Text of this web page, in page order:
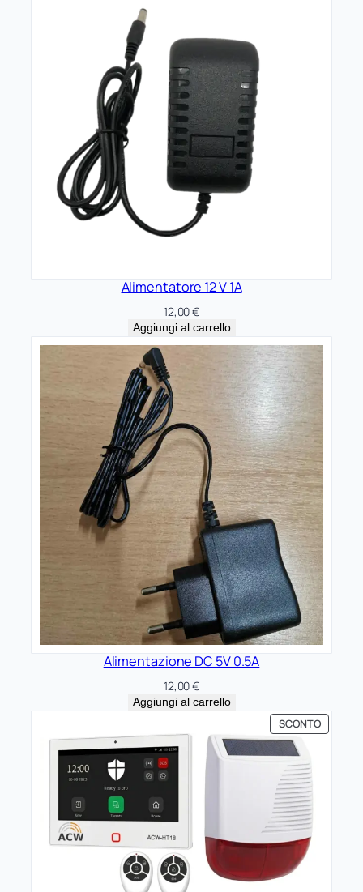
Alimentatore 12 V 1A
12,00€
Aggiungi al carrello
Alimentazione DC 5V 0.5A
12,00€
Aggiungi al carrello
SCONTO
IN